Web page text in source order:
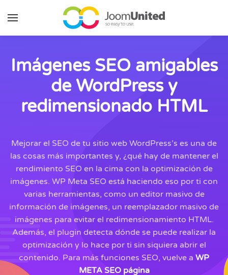
Saltar al contenido principal
Imágenes SEO amigables
de WordPress y
redimensionado HTML
Mejorar el SEO de tu sitio web WordPress’s es una de
las cosas más importantes y, ¿qué hay de mantener el
rendimiento SEO en la cima con la optimización de
imágenes. WP Meta SEO está haciendo eso por ti con
varias herramientas, como un editor masivo de
información de imágenes, un reemplazador masivo de
imágenes para evitar el redimensionamiento HTML.
Además, el plugin detecta dónde se puede realizar la
optimización y lo hace por ti sin siquiera abrir el
contenido. Para más funciones SEO, vuelve a WP
META SEO página